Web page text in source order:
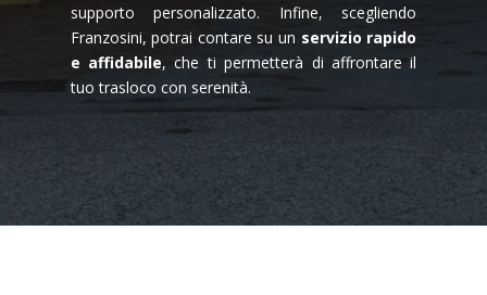
supporto personalizzato. Infine, scegliendo
Franzosini, potrai contare su un servizio rapido
e affidabile, che ti permetterà di affrontare il
tuo trasloco con serenità.